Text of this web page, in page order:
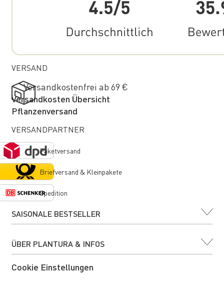
SAISONALE BESTSELLER
ÜBER PLANTURA & INFOS
Cookie Einstellungen
VERSAND
Versandkostenfrei ab 69 €
Versandkosten Übersicht
Pflanzenversand
VERSANDPARTNER
Paketversand
Briefversand & Kleinpakete
Spedition